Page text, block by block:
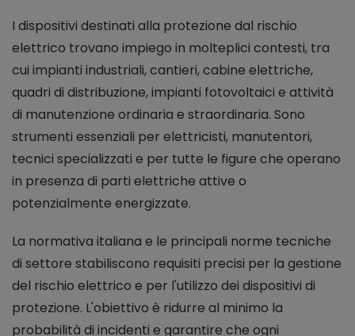
I dispositivi destinati alla protezione dal rischio
elettrico trovano impiego in molteplici contesti, tra
cui impianti industriali, cantieri, cabine elettriche,
quadri di distribuzione, impianti fotovoltaici e attività
di manutenzione ordinaria e straordinaria. Sono
strumenti essenziali per elettricisti, manutentori,
tecnici specializzati e per tutte le figure che operano
in presenza di parti elettriche attive o
potenzialmente energizzate.
La normativa italiana e le principali norme tecniche
di settore stabiliscono requisiti precisi per la gestione
del rischio elettrico e per l'utilizzo dei dispositivi di
protezione. L'obiettivo è ridurre al minimo la
probabilità di incidenti e garantire che ogni